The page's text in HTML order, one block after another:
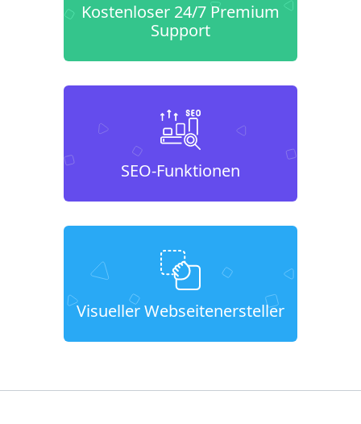
Kostenloser 24/7 Premium
Support
SEO-Funktionen
Visueller Webseitenersteller